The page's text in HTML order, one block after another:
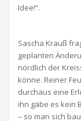
Idee!“.
Sascha Krauß
geplanten
nördlich der
könne. Reiner
durchaus eine
ihn gäbe es kein
– so man sich